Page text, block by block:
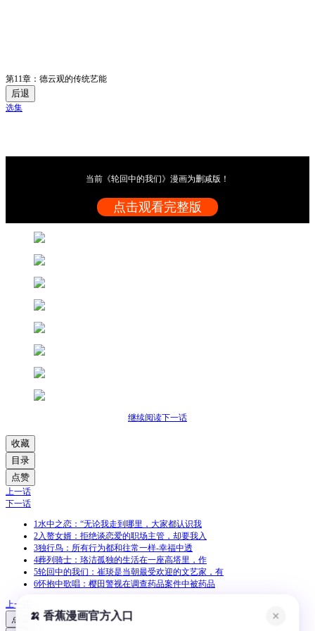
第11章：德云观的传统艺能
后退
选集
当前《轮回中的我们》漫画为删减版！
点击观看完整版
继续阅读下一话
收藏
目录
点赞
上一话
下一话
1水中之恋：“无论我走到哪里，大家都认识我
2入赘女婿：拒绝谈恋爱的职场主管，却要我入
3独行鸟：所有行为都和往常一样-幸福中透
4葬列骑士：珞洁孤独的生活在一座高塔里，作
5轮回中的我们：崔琰是当朝最受欢迎的文艺家，有
6怀抱中歌唱：樱田警视在调查药品案件中被药品
上一话
点赞
🍌 香蕉漫画官方入口 ✕